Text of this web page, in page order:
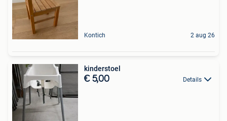
Kontich 2 aug 26
kinderstoel
€ 5,00 Details